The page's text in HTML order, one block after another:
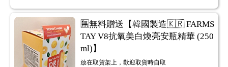
🈚無料贈送【韓國製造🇰🇷 FARMS
TAY V8抗氧美白煥亮安瓶精華 (250
ml)】
放在取貨架上，歡迎取貨時自取